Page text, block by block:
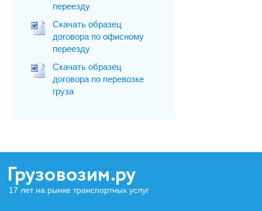
переезду
Скачать образец
договора по офисному
переезду
Скачать образец
договора по перевозке
груза
17 лет на рынке транспортных услуг